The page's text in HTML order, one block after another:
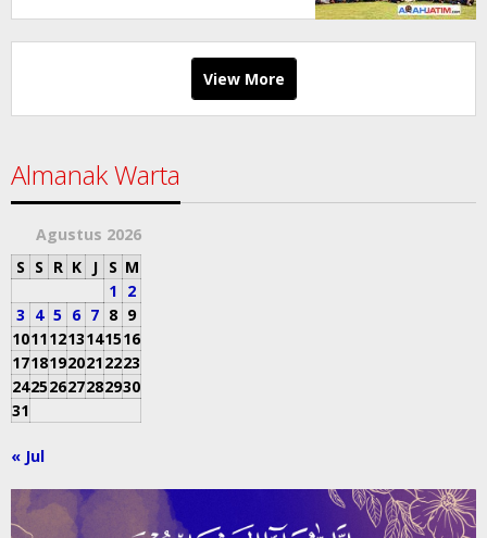
View More
Almanak Warta
Agustus 2026
S S R K J S M
1 2
3 4 5 6 7 8 9
10111213141516
17181920212223
24252627282930
31
« Jul